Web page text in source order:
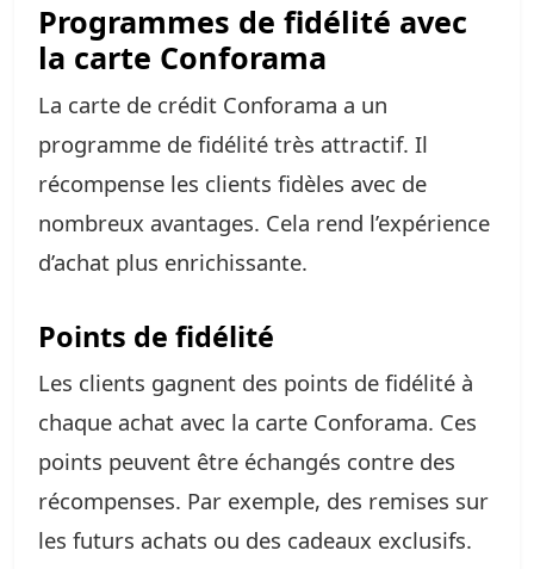
Programmes de fidélité avec
la carte Conforama
La carte de crédit Conforama a un
programme de fidélité très attractif. Il
récompense les clients fidèles avec de
nombreux avantages. Cela rend l’expérience
d’achat plus enrichissante.
Points de fidélité
Les clients gagnent des points de fidélité à
chaque achat avec la carte Conforama. Ces
points peuvent être échangés contre des
récompenses. Par exemple, des remises sur
les futurs achats ou des cadeaux exclusifs.